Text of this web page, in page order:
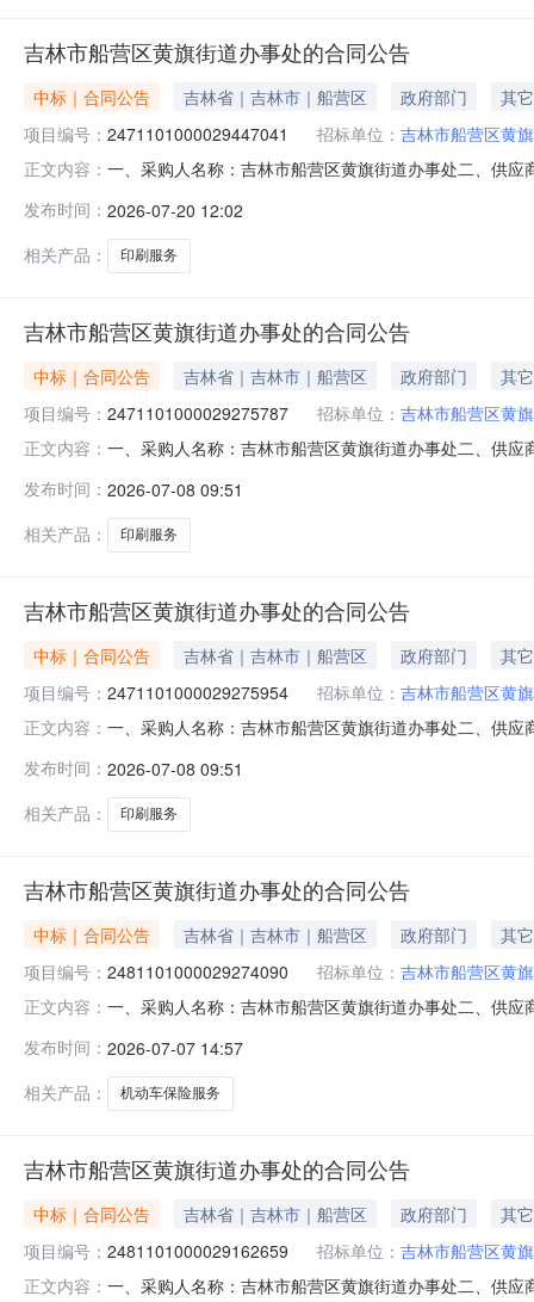
吉林市船营区黄旗街道办事处的合同公告
中标｜合同公告 吉林省｜吉林市｜船营区 政府部门
其它
项目编号： 2471101000029447041 招标单位： 吉林市船营区黄
正文内容： 一、采购人名称：吉林市船营区黄旗街道办事处二、供
件件1.004545服务要求或标的基本概况：七、其它事项
发布时间： 2026-07-20 12:02
相关产品：
印刷服务
吉林市船营区黄旗街道办事处的合同公告
中标｜合同公告 吉林省｜吉林市｜船营区 政府部门
其它
项目编号： 2471101000029275787 招标单位： 吉林市船营区黄
正文内容： 一、采购人名称：吉林市船营区黄旗街道办事处二、供
件件1.004545服务要求或标的基本概况：七、其它事项
发布时间： 2026-07-08 09:51
相关产品：
印刷服务
吉林市船营区黄旗街道办事处的合同公告
中标｜合同公告 吉林省｜吉林市｜船营区 政府部门
其它
项目编号： 2471101000029275954 招标单位： 吉林市船营区黄
正文内容： 一、采购人名称：吉林市船营区黄旗街道办事处二、供
件件1.004545服务要求或标的基本概况：七、其它事项
发布时间： 2026-07-08 09:51
相关产品：
印刷服务
吉林市船营区黄旗街道办事处的合同公告
中标｜合同公告 吉林省｜吉林市｜船营区 政府部门
其它
项目编号： 2481101000029274090 招标单位： 吉林市船营区黄
正文内容： 一、采购人名称：吉林市船营区黄旗街道办事处二、供
林市中心支公司机动车保险服务详见附件件1.00990990
发布时间： 2026-07-07 14:57
相关产品：
机动车保险服务
吉林市船营区黄旗街道办事处的合同公告
中标｜合同公告 吉林省｜吉林市｜船营区 政府部门
其它
项目编号： 2481101000029162659 招标单位： 吉林市船营区黄
正文内容： 一、采购人名称：吉林市船营区黄旗街道办事处二、供